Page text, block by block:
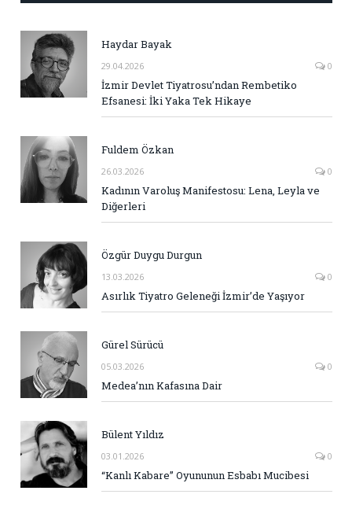
Haydar Bayak
29.04.2026 0
İzmir Devlet Tiyatrosu’ndan Rembetiko
Efsanesi: İki Yaka Tek Hikaye
Fuldem Özkan
26.03.2026 0
Kadının Varoluş Manifestosu: Lena, Leyla ve
Diğerleri
Özgür Duygu Durgun
13.03.2026 0
Asırlık Tiyatro Geleneği İzmir’de Yaşıyor
Gürel Sürücü
05.03.2026 0
Medea’nın Kafasına Dair
Bülent Yıldız
03.01.2026 0
“Kanlı Kabare” Oyununun Esbabı Mucibesi